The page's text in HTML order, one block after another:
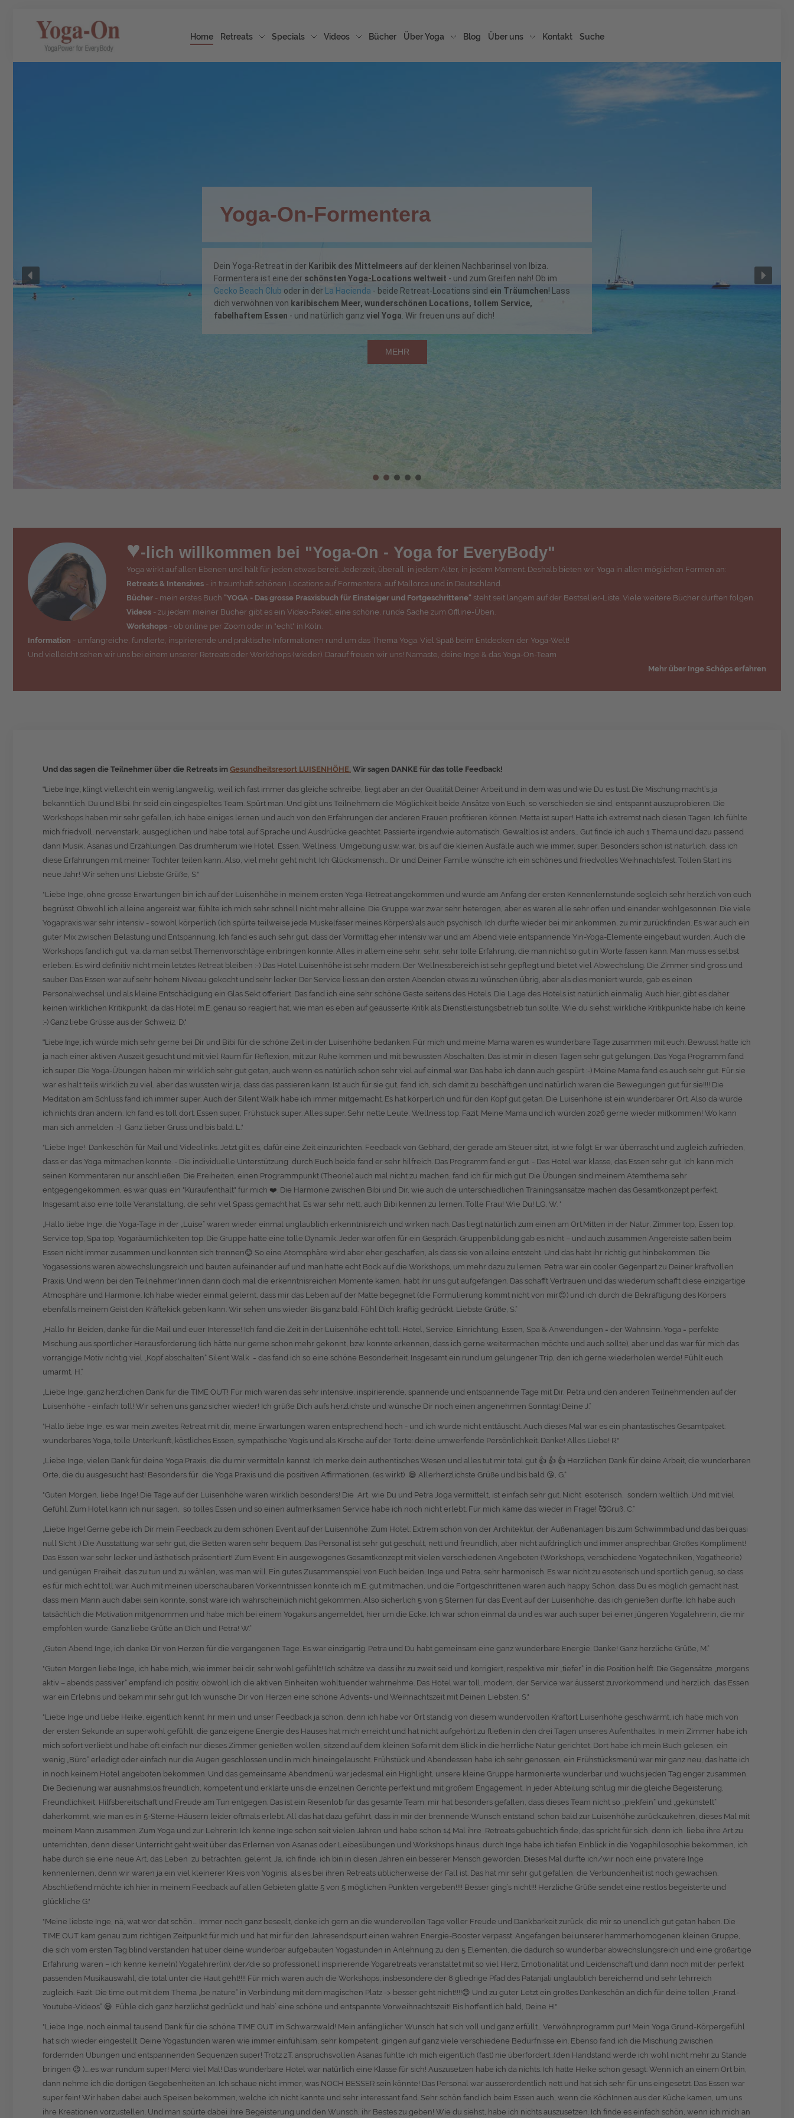
Home Retreats Specials Videos Bücher Über Yoga Blog Über uns Kontakt Suche
Yoga-On-Mallorca
Yoga-Retreat auf Mallorca
dich nach dem Retreat im einzigen Hotel der Balearen mit eigener Heilquelle wie neu geboren
MEHR
♥-lich willkommen bei "Yoga-On - Yoga for EveryBody"
Yoga wirkt auf allen Ebenen und hält für jeden etwas bereit. Jederzeit, überall, in jedem Alter, in jedem Moment. Deshalb bieten wir Yoga in allen möglichen Formen an:
Retreats & Intensives - in traumhaft schönen Locations auf Formentera, auf Mallorca und in Deutschland.
Bücher - mein erstes Buch "YOGA - Das grosse Prasxisbuch für Einsteiger und Fortgeschrittene" steht seit langem auf der Bestseller-Liste. Viele weitere Bücher durften folgen.
Videos - zu jedem meiner Bücher gibt es ein Video-Paket, eine schöne, runde Sache zum Offline-Üben.
Workshops - ob online per Zoom oder in "echt" in Köln.
Information - umfangreiche, fundierte, inspirierende und praktische Informationen rund um das Thema Yoga. Viel Spaß beim Entdecken der Yoga-Welt!
Und vielleicht sehen wir uns bei einem unserer Retreats oder Workshops (wieder). Darauf freuen wir uns! Namaste, deine Inge & das Yoga-On-Team
Mehr über Inge Schöps erfahren
Und das sagen die Teilnehmer über die Retreats im Gesundheitsresort LUISENHÖHE. Wir sagen DANKE für das tolle Feedback!
"Liebe Inge, klingt vielleicht ein wenig langweilig, weil ich fast immer das gleiche schreibe, liegt aber an der Qualität Deiner Arbeit und in dem was und wie Du es tust. Die Mischung macht‘s ja
bekanntlich. Du und Bibi. Ihr seid ein eingespieltes Team. Spürt man. Und gibt uns Teilnehmern die Möglichkeit beide Ansätze von Euch, so verschieden sie sind, entspannt auszuprobieren. Die
Workshops haben mir sehr gefallen, ich habe einiges lernen und auch von den Erfahrungen der anderen Frauen profitieren können. Metta ist super! Hatte ich extremst nach diesen Tagen. Ich fühlte
mich friedvoll, nervenstark, ausgeglichen und habe total auf Sprache und Ausdrücke geachtet. Passierte irgendwie automatisch. Gewaltlos ist anders… Gut finde ich auch 1 Thema und dazu passend
dann Musik, Asanas und Erzählungen. Das drumherum wie Hotel, Essen, Wellness, Umgebung u.s.w. war, bis auf die kleinen Ausfälle auch wie immer, super. Besonders schön ist natürlich, dass ich
diese Erfahrungen mit meiner Tochter teilen kann. Also, viel mehr geht nicht. Ich Glücksmensch… Dir und Deiner Familie wünsche ich ein schönes und friedvolles Weihnachtsfest. Tollen Start ins
neue Jahr! Wir sehen uns! Liebste Grüße, S."
"Liebe Inge, ohne grosse Erwartungen bin ich auf der Luisenhöhe in meinem ersten Yoga-Retreat angekommen und wurde am Anfang der ersten Kennenlernstunde sogleich sehr herzlich von euch
begrüsst. Obwohl ich alleine angereist war, fühlte ich mich sehr schnell nicht mehr alleine. Die Gruppe war zwar sehr heterogen, aber es waren alle sehr offen und einander wohlgesonnen. Die viele
Yogapraxis war sehr intensiv - sowohl körperlich (ich spürte teilweise jede Muskelfaser meines Körpers) als auch psychisch. Ich durfte wieder bei mir ankommen, zu mir zurückfinden. Es war auch ein
guter Mix zwischen Belastung und Entspannung. Ich fand es auch sehr gut, dass der Vormittag eher intensiv war und am Abend viele entspannende Yin-Yoga-Elemente eingebaut wurden. Auch die
Workshops fand ich gut, v.a. da man selbst Themenvorschläge einbringen konnte. Alles in allem eine sehr, sehr, sehr tolle Erfahrung, die man nicht so gut in Worte fassen kann. Man muss es selbst
erleben. Es wird definitiv nicht mein letztes Retreat bleiben :-) Das Hotel Luisenhöhe ist sehr modern. Der Wellnessbereich ist sehr gepflegt und bietet viel Abwechslung. Die Zimmer sind gross und
sauber. Das Essen war auf sehr hohem Niveau gekocht und sehr lecker. Der Service liess an den ersten Abenden etwas zu wünschen übrig, aber als dies moniert wurde, gab es einen
Personalwechsel und als kleine Entschädigung ein Glas Sekt offeriert. Das fand ich eine sehr schöne Geste seitens des Hotels. Die Lage des Hotels ist natürlich einmalig. Auch hier, gibt es daher
keinen wirklichen Kritikpunkt, da das Hotel m.E. genau so reagiert hat, wie man es eben auf geäusserte Kritik als Dienstleistungsbetrieb tun sollte. Wie du siehst: wirkliche Kritikpunkte habe ich keine
:-) Ganz liebe Grüsse aus der Schweiz, D."
"Liebe Inge, ich würde mich sehr gerne bei Dir und Bibi für die schöne Zeit in der Luisenhöhe bedanken. Für mich und meine Mama waren es wunderbare Tage zusammen mit euch. Bewusst hatte ich
ja nach einer aktiven Auszeit gesucht und mit viel Raum für Reflexion, mit zur Ruhe kommen und mit bewussten Abschalten. Das ist mir in diesen Tagen sehr gut gelungen. Das Yoga Programm fand
ich super. Die Yoga-Übungen haben mir wirklich sehr gut getan, auch wenn es natürlich schon sehr viel auf einmal war. Das habe ich dann auch gespürt :-) Meine Mama fand es auch sehr gut. Für sie
war es halt teils wirklich zu viel, aber das wussten wir ja, dass das passieren kann. Ist auch für sie gut, fand ich, sich damit zu beschäftigen und natürlich waren die Bewegungen gut für sie!!!! Die
Meditation am Schluss fand ich immer super. Auch der Silent Walk habe ich immer mitgemacht. Es hat körperlich und für den Kopf gut getan. Die Luisenhöhe ist ein wunderbarer Ort. Also da würde
ich nichts dran ändern. Ich fand es toll dort. Essen super, Frühstück super. Alles super. Sehr nette Leute, Wellness top. Fazit: Meine Mama und ich würden 2026 gerne wieder mitkommen! Wo kann
man sich anmelden :-) Ganz lieber Gruss und bis bald. L."
"Liebe Inge! Dankeschön für Mail und Videolinks. Jetzt gilt es, dafür eine Zeit einzurichten. Feedback von Gebhard, der gerade am Steuer sitzt, ist wie folgt: Er war überrascht und zugleich zufrieden,
dass er das Yoga mitmachen konnte. - Die individuelle Unterstützung durch Euch beide fand er sehr hilfreich. Das Programm fand er gut. - Das Hotel war klasse, das Essen sehr gut. Ich kann mich
seinen Kommentaren nur anschließen. Die Freiheiten, einen Programmpunkt (Theorie) auch mal nicht zu machen, fand ich für mich gut. Die Übungen sind meinem Atemthema sehr
entgegengekommen, es war quasi ein "Kuraufenthalt" für mich ❤️. Die Harmonie zwischen Bibi und Dir, wie auch die unterschiedlichen Trainingsansätze machen das Gesamtkonzept perfekt.
Insgesamt also eine tolle Veranstaltung, die sehr viel Spass gemacht hat. Es war sehr nett, auch Bibi kennen zu lernen. Tolle Frau! Wie Du! LG, W. "
„Hallo liebe Inge, die Yoga-Tage in der „Luise“ waren wieder einmal unglaublich erkenntnisreich und wirken nach. Das liegt natürlich zum einen am Ort.Mitten in der Natur, Zimmer top, Essen top,
Service top, Spa top, Yogaräumlichkeiten top. Die Gruppe hatte eine tolle Dynamik. Jeder war offen für ein Gespräch. Gruppenbildung gab es nicht – und auch zusammen Angereiste saßen beim
Essen nicht immer zusammen und konnten sich trennen😊 So eine Atomsphäre wird aber eher geschaffen, als dass sie von alleine entsteht. Und das habt ihr richtig gut hinbekommen. Die
Yogasessions waren abwechslungsreich und bauten aufeinander auf und man hatte echt Bock auf die Workshops, um mehr dazu zu lernen. Petra war ein cooler Gegenpart zu Deiner kraftvollen
Praxis. Und wenn bei den Teilnehmer*innen dann doch mal die erkenntnisreichen Momente kamen, habt ihr uns gut aufgefangen. Das schafft Vertrauen und das wiederum schafft diese einzigartige
Atmosphäre und Harmonie. Ich habe wieder einmal gelernt, dass mir das Leben auf der Matte begegnet (die Formulierung kommt nicht von mir😊) und ich durch die Bekräftigung des Körpers
ebenfalls meinem Geist den Kräftekick geben kann. Wir sehen uns wieder. Bis ganz bald. Fühl Dich kräftig gedrückt. Liebste Grüße, S.“
„Hallo Ihr Beiden, danke für die Mail und euer Interesse! Ich fand die Zeit in der Luisenhöhe echt toll: Hotel, Service, Einrichtung, Essen, Spa & Anwendungen = der Wahnsinn. Yoga = perfekte
Mischung aus sportlicher Herausforderung (ich hätte nur gerne schon mehr gekonnt, bzw. konnte erkennen, dass ich gerne weitermachen möchte und auch sollte), aber und das war für mich das
vorrangige Motiv richtig viel „Kopf abschalten“ Silent Walk = das fand ich so eine schöne Besonderheit. Insgesamt ein rund um gelungener Trip, den ich gerne wiederholen werde! Fühlt euch
umarmt, H.“
„Liebe Inge, ganz herzlichen Dank für die TIME OUT! Für mich waren das sehr intensive, inspirierende, spannende und entspannende Tage mit Dir, Petra und den anderen Teilnehmenden auf der
Luisenhöhe - einfach toll! Wir sehen uns ganz sicher wieder! Ich grüße Dich aufs herzlichste und wünsche Dir noch einen angenehmen Sonntag! Deine J.“
"Hallo liebe Inge, es war mein zweites Retreat mit dir, meine Erwartungen waren entsprechend hoch - und ich wurde nicht enttäuscht. Auch dieses Mal war es ein phantastisches Gesamtpaket:
wunderbares Yoga, tolle Unterkunft, köstliches Essen, sympathische Yogis und als Kirsche auf der Torte: deine umwerfende Persönlichkeit. Danke! Alles Liebe! R."
„Liebe Inge, vielen Dank für deine Yoga Praxis, die du mir vermitteln kannst. Ich merke dein authentisches Wesen und alles tut mir total gut 👍 👍 👍 Herzlichen Dank für deine Arbeit, die wunderbaren
Orte, die du ausgesucht hast! Besonders für die Yoga Praxis und die positiven Affirmationen, (es wirkt) 😅 Allerherzlichste Grüße und bis bald 😘, G.“
"Guten Morgen, liebe Inge! Die Tage auf der Luisenhöhe waren wirklich besonders! Die Art, wie Du und Petra Joga vermittelt, ist einfach sehr gut. Nicht esoterisch, sondern weltlich. Und mit viel
Gefühl. Zum Hotel kann ich nur sagen, so tolles Essen und so einen aufmerksamen Service habe ich noch nicht erlebt. Für mich käme das wieder in Frage! 🥰Gruß, C.“
„Liebe Inge! Gerne gebe ich Dir mein Feedback zu dem schönen Event auf der Luisenhöhe: Zum Hotel: Extrem schön von der Architektur, der Außenanlagen bis zum Schwimmbad und das bei quasi
null Sicht :) Die Ausstattung war sehr gut, die Betten waren sehr bequem. Das Personal ist sehr gut geschult, nett und freundlich, aber nicht aufdringlich und immer ansprechbar. Großes Kompliment!
Das Essen war sehr lecker und ästhetisch präsentiert! Zum Event: Ein ausgewogenes Gesamtkonzept mit vielen verschiedenen Angeboten (Workshops, verschiedene Yogatechniken, Yogatheorie)
und genügen Freiheit, das zu tun und zu wählen, was man will. Ein gutes Zusammenspiel von Euch beiden, Inge und Petra, sehr harmonisch. Es war nicht zu esoterisch und sportlich genug, so dass
es für mich echt toll war. Auch mit meinen überschaubaren Vorkenntnissen konnte ich m.E. gut mitmachen, und die Fortgeschrittenen waren auch happy. Schön, dass Du es möglich gemacht hast,
dass mein Mann auch dabei sein konnte, sonst wäre ich wahrscheinlich nicht gekommen. Also sicherlich 5 von 5 Sternen für das Event auf der Luisenhöhe, das ich genießen durfte. Ich habe auch
tatsächlich die Motivation mitgenommen und habe mich bei einem Yogakurs angemeldet, hier um die Ecke. Ich war schon einmal da und es war auch super bei einer jüngeren Yogalehrerin, die mir
empfohlen wurde. Ganz liebe Grüße an Dich und Petra! W.“
„Guten Abend Inge, ich danke Dir von Herzen für die vergangenen Tage. Es war einzigartig. Petra und Du habt gemeinsam eine ganz wunderbare Energie. Danke! Ganz herzliche Grüße, M.“
"Guten Morgen liebe Inge, ich habe mich, wie immer bei dir, sehr wohl gefühlt! Ich schätze v.a. dass ihr zu zweit seid und korrigiert, respektive mir „tiefer“ in die Position helft. Die Gegensätze „morgens
aktiv – abends passiver“ empfand ich positiv, obwohl ich die aktiven Einheiten wohltuender wahrnehme. Das Hotel war toll, modern, der Service war äusserst zuvorkommend und herzlich, das Essen
war ein Erlebnis und bekam mir sehr gut. Ich wünsche Dir von Herzen eine schöne Advents- und Weihnachtszeit mit Deinen Liebsten. S."
"Liebe Inge und liebe Heike, eigentlich kennt ihr mein und unser Feedback ja schon, denn ich habe vor Ort ständig von diesem wundervollen Kraftort Luisenhöhe geschwärmt, ich habe mich von
der ersten Sekunde an superwohl gefühlt, die ganz eigene Energie des Hauses hat mich erreicht und hat nicht aufgehört zu fließen in den drei Tagen unseres Aufenthaltes. In mein Zimmer habe ich
mich sofort verliebt und habe oft einfach nur dieses Zimmer genießen wollen, sitzend auf dem kleinen Sofa mit dem Blick in die herrliche Natur gerichtet. Dort habe ich mein Buch gelesen, ein
wenig „Büro“ erledigt oder einfach nur die Augen geschlossen und in mich hineingelauscht. Frühstück und Abendessen habe ich sehr genossen, ein Frühstücksmenü war mir ganz neu, das hatte ich
in noch keinem Hotel angeboten bekommen. Und das gemeinsame Abendmenü war jedesmal ein Highlight, unsere kleine Gruppe harmonierte wunderbar und wuchs jeden Tag enger zusammen.
Die Bedienung war ausnahmslos freundlich, kompetent und erklärte uns die einzelnen Gerichte perfekt und mit großem Engagement. In jeder Abteilung schlug mir die gleiche Begeisterung,
Freundlichkeit, Hilfsbereitschaft und Freude am Tun entgegen. Das ist ein Riesenlob für das gesamte Team, mir hat besonders gefallen, dass dieses Team nicht so „piekfein“ und „gekünstelt“
daherkommt, wie man es in 5-Sterne-Häusern leider oftmals erlebt. All das hat dazu geführt, dass in mir der brennende Wunsch entstand, schon bald zur Luisenhöhe zurückzukehren, dieses Mal mit
meinem Mann zusammen. Zum Yoga und zur Lehrerin: Ich kenne Inge schon seit vielen Jahren und habe schon 14 Mal ihre Retreats gebucht.ich finde, das spricht für sich, denn ich liebe ihre Art zu
unterrichten, denn dieser Unterricht geht weit über das Erlernen von Asanas oder Leibesübungen und Workshops hinaus, durch Inge habe ich tiefen Einblick in die Yogaphilosophie bekommen, ich
habe durch sie eine neue Art, das Leben zu betrachten, gelernt. Ja, ich finde, ich bin in diesen Jahren ein besserer Mensch geworden. Dieses Mal durfte ich/wir noch eine privatere Inge
kennenlernen, denn wir waren ja ein viel kleinerer Kreis von Yoginis, als es bei ihren Retreats üblicherweise der Fall ist. Das hat mir sehr gut gefallen, die Verbundenheit ist noch gewachsen.
Abschließend möchte ich hier in meinem Feedback auf allen Gebieten glatte 5 von 5 möglichen Punkten vergeben!!!! Besser ging’s nicht!!! Herzliche Grüße sendet eine restlos begeisterte und
glückliche G."
"Meine liebste Inge, nä, wat wor dat schön…. Immer noch ganz beseelt, denke ich gern an die wundervollen Tage voller Freude und Dankbarkeit zurück, die mir so unendlich gut getan haben. Die
TIME OUT kam genau zum richtigen Zeitpunkt für mich und hat mir für den Jahresendspurt einen wahren Energie-Booster verpasst. Angefangen bei unserer hammerhomogenen kleinen Gruppe,
die sich vom ersten Tag blind verstanden hat über deine wunderbar aufgebauten Yogastunden in Anlehnung zu den 5 Elementen, die dadurch so wunderbar abwechslungsreich und eine großartige
Erfahrung waren – ich kenne keine(n) Yogalehrer(in), der/die so professionell inspirierende Yogaretreats veranstaltet mit so viel Herz, Emotionalität und Leidenschaft und dann noch mit der perfekt
passenden Musikauswahl, die total unter die Haut geht!!!! Für mich waren auch die Workshops, insbesondere der 8 gliedrige Pfad des Patanjali unglaublich bereichernd und sehr lehrreich
zugleich. Fazit: Die time out mit dem Thema „be nature“ in Verbindung mit dem magischen Platz -> besser geht nicht!!!!😊 Und zu guter Letzt ein großes Dankeschön an dich für deine tollen „Franzl-
Youtube-Videos“ 😃. Fühle dich ganz herzlichst gedrückt und hab` eine schöne und entspannte Vorweihnachtszeit! Bis hoffentlich bald, Deine H."
"Liebe Inge, noch einmal tausend Dank für die schöne TIME OUT im Schwarzwald! Mein anfänglicher Wunsch hat sich voll und ganz erfüllt... Verwöhnprogramm pur! Mein Yoga Grund-Körpergefühl
hat sich wieder eingestellt. Deine Yogastunden waren wie immer einfühlsam, sehr kompetent, gingen auf ganz viele verschiedene Bedürfnisse ein. Ebenso fand ich die Mischung zwischen
fordernden Übungen und entspannenden Sequenzen super! Trotz z.T. anspruchsvollen Asanas fühlte ich mich eigentlich (fast) nie überfordert...(den Handstand werde ich wohl nicht mehr zu Stande
bringen 😉 ).....es war rundum super! Merci viel Mal! Das wunderbare Hotel war natürlich eine Klasse für sich! Auszusetzen habe ich da nichts. Ich hatte Heike schon gesagt: Wenn ich an einem Ort bin,
dann nehme ich die dortigen Gegebenheiten an. Ich schaue nicht immer, was NOCH BESSER sein könnte! Das Personal war ausserordentlich nett und hat sich sehr für uns eingesetzt. Das Essen war
super fein! Wir haben dabei auch Speisen bekommen, welche ich nicht kannte und sehr interessant fand. Sehr schön fand ich beim Essen auch, wenn die KöchInnen aus der Küche kamen, um uns
ihre Kreationen vorzustellen. Und man spürte dabei ihre Begeisterung und den Wunsch, ihr Bestes zu geben! Wie du siehst, habe ich nichts auszusetzen. Ich finde es einfach schön, wenn ich mich an